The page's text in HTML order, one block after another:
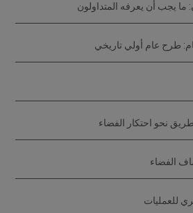
نحو احتكار الفضاء